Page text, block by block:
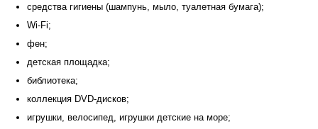
средства гигиены (шампунь, мыло, туалетная бумага);
Wi-Fi;
фен;
детская площадка;
библиотека;
коллекция DVD-дисков;
игрушки, велосипед, игрушки детские на море;